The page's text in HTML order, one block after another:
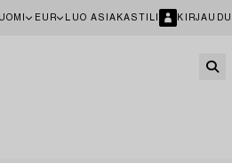
EUR LUO ASIAKASTILI KIRJAUDU